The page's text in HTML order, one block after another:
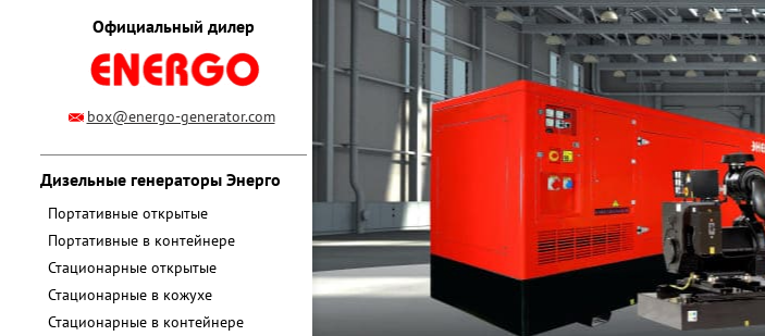
Официальный дилер
box@energo-generator.com
Дизельные генераторы Энерго
Портативные открытые
Портативные в контейнере
Стационарные открытые
Стационарные в кожухе
Стационарные в контейнере